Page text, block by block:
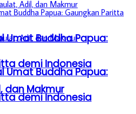
Umat Buddha Papua:
demi Indonesia
dan Makmur
Umat Buddha Papua:
demi Indonesia